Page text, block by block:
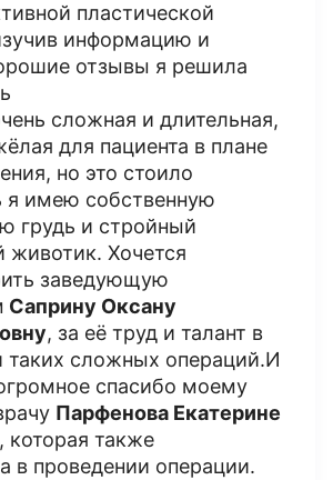
пластической
информацию и
отзывы я решила
сложная и длительная,
для пациента в плане
но это стоило
я имею собственную
грудь и стройный
животик. Хочется
заведующую
Саприну Оксану
, за её труд и талант в
таких сложных операций.И
спасибо моему
Парфенова Екатерине
, которая также
в проведении операции.